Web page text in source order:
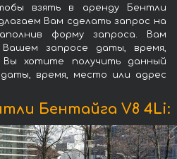
взять в аренду Бентли
Вам сделать запрос на
форму запроса. Вам
Вашем запросе даты, время,
хотите получить данный
время, место или адрес
Бентайга V8 4Li: